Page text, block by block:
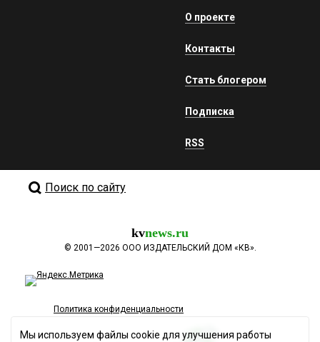
О проекте
Контакты
Стать блогером
Подписка
RSS
Поиск по сайту
kvnews.ru
© 2001—2026 ООО ИЗДАТЕЛЬСКИЙ ДОМ «КВ».
Политика конфиденциальности
Мы используем файлы cookie для улучшения работы